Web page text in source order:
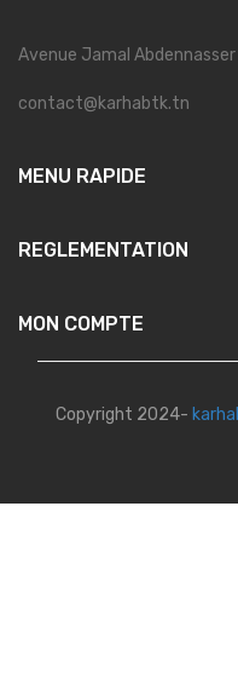
Avenue Jamal
contact@karhabtk.tn
MENU RAPIDE
REGLEMENTATION
MON COMPTE
Copyright 2024-